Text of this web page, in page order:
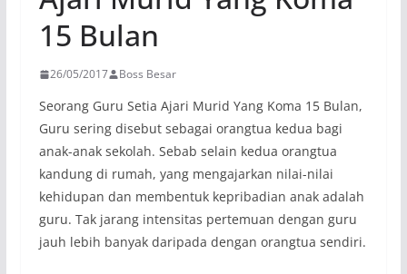
15 Bulan
26/05/2017 Boss Besar
Seorang Guru Setia Ajari Murid Yang Koma 15 Bulan,
Guru sering disebut sebagai orangtua kedua bagi
anak-anak sekolah. Sebab selain kedua orangtua
kandung di rumah, yang mengajarkan nilai-nilai
kehidupan dan membentuk kepribadian anak adalah
guru. Tak jarang intensitas pertemuan dengan guru
jauh lebih banyak daripada dengan orangtua sendiri.